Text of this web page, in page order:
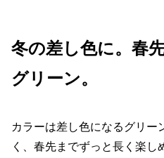
冬の差し色に。春
グリーン。
カラーは差し色になるグリー
く、春先までずっと長く楽